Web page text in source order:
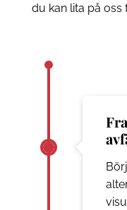
du kan lita på